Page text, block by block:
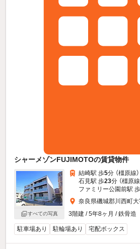
シャーメゾンFUJIMOTOの賃貸物件
すべての写真
結崎駅 歩5分 （橿原線）
石見駅 歩23分 （橿原線
ファミリー公園前駅 歩
奈良県磯城郡川西町
3階建 / 5年8ヶ月 / 鉄骨造
駐車場あり 駐輪場あり 宅配ボックス